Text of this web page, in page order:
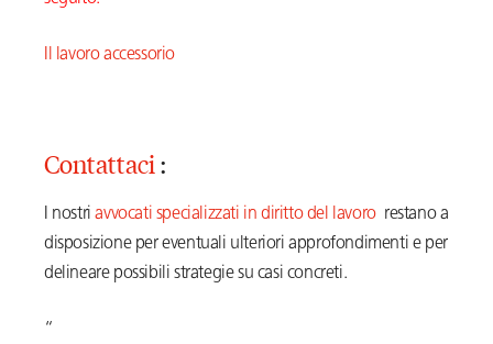
Il lavoro accessorio
Contattaci :
I nostriavvocati specializzati in diritto del lavororestano a
disposizione per eventuali ulteriori approfondimenti e per
delineare possibili strategie su casi concreti.
“